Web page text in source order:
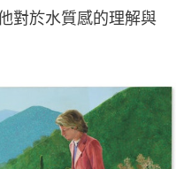
對於水質感的理解與